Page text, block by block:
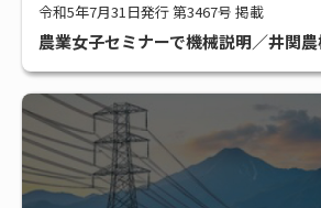
令和5年7月31日発行 第3467号 掲載
農業女子セミナーで機械説明／井関